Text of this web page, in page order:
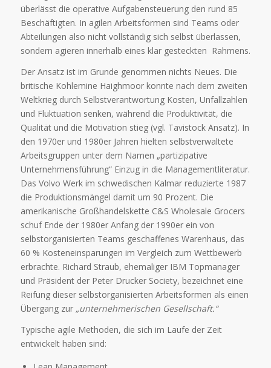
überlässt die operative Aufgabensteuerung den rund 85
Beschäftigten. In agilen Arbeitsformen sind Teams oder
Abteilungen also nicht vollständig sich selbst überlassen,
sondern agieren innerhalb eines klar gesteckten Rahmens.
Der Ansatz ist im Grunde genommen nichts Neues. Die
britische Kohlemine Haighmoor konnte nach dem zweiten
Weltkrieg durch Selbstverantwortung Kosten, Unfallzahlen
und Fluktuation senken, während die Produktivität, die
Qualität und die Motivation stieg (vgl. Tavistock Ansatz). In
den 1970er und 1980er Jahren hielten selbstverwaltete
Arbeitsgruppen unter dem Namen „partizipative
Unternehmensführung“ Einzug in die Managementliteratur.
Das Volvo Werk im schwedischen Kalmar reduzierte 1987
die Produktionsmängel damit um 90 Prozent. Die
amerikanische Großhandelskette C&S Wholesale Grocers
schuf Ende der 1980er Anfang der 1990er ein von
selbstorganisierten Teams geschaffenes Warenhaus, das
60 % Kosteneinsparungen im Vergleich zum Wettbewerb
erbrachte. Richard Straub, ehemaliger IBM Topmanager
und Präsident der Peter Drucker Society, bezeichnet eine
Reifung dieser selbstorganisierten Arbeitsformen als einen
Übergang zur „unternehmerischen Gesellschaft.“
Typische agile Methoden, die sich im Laufe der Zeit
entwickelt haben sind: